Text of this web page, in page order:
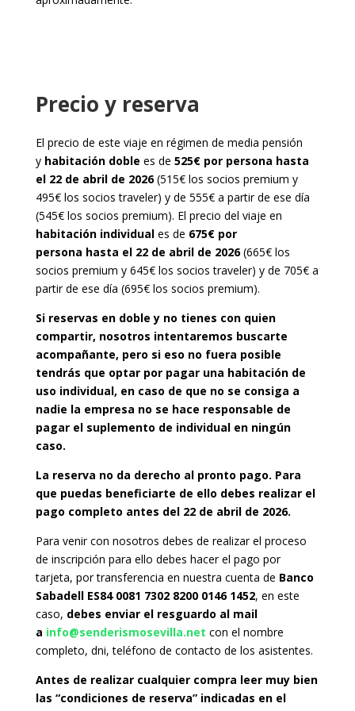
Precio y reserva
El precio de este viaje en régimen de media pensión
y habitación doble es de 525€ por persona hasta
el 22 de abril de 2026(515€ los socios premium y
495€ los socios traveler) y de 555€ a partir de ese día
(545€ los socios premium). El precio del viaje en
habitación individuales de 675€ por
persona hasta el 22 de abril de 2026(665€ los
socios premium y 645€ los socios traveler) y de 705€ a
partir de ese día (695€ los socios premium).
Si reservas en doble y no tienes con quien
compartir, nosotros intentaremos buscarte
acompañante, pero si eso no fuera posible
tendrás que optar por pagar una habitación de
uso individual, en caso de que no se consiga a
nadie la empresa no se hace responsable de
pagar el suplemento de individual en ningún
caso.
La reserva no da derecho al pronto pago. Para
que puedas beneficiarte de ello debes realizar el
pago completo antes del 22 de abril de 2026.
Para venir con nosotros debes de realizar el proceso
de inscripción para ello debes hacer el pago por
tarjeta, por transferencia en nuestra cuenta de Banco
Sabadell ES84 0081 7302 8200 0146 1452, en este
caso, debes enviar el resguardo al mail
a info@senderismosevilla.net con el nombre
completo, dni, teléfono de contacto de los asistentes.
Antes de realizar cualquier compra leer muy bien
las “condiciones de reserva” indicadas en el